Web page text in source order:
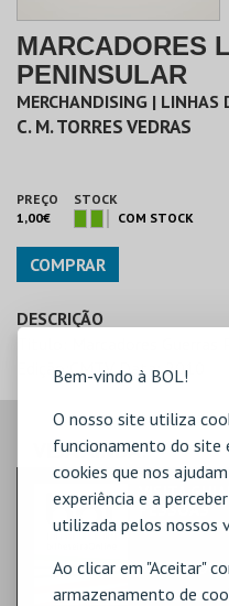
Bem-vindo à BOL!
O nosso site utiliza
funcionamento do site
cookies que nos
experiência e a
utilizada pelos nossos
Ao clicar em "Aceitar"
armazenamento de
MARCADORES
PENINSULAR
MERCHANDISING | LINHAS
C. M. TORRES VEDRAS
PREÇO
1,00€
STOCK
COM STOCK
COMPRAR
DESCRIÇÃO
Edição:CMTV Data: 2010
VEJA AINDA:
VISITA
PESSOAS
TEATRO &
MUSEU DO
EXPOSIÇÃO